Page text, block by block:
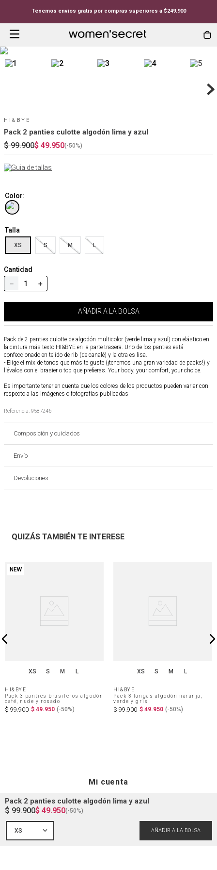
Tenemos envíos gratis por compras superiores a $249.900
Pack 2 panties culotte algodón lima y azul
$ 99.900$ 49.950(-50%)
XS
HI&BYE
Pack 2 panties culotte algodón lima y azul
$ 99.900$ 49.950(-50%)
Guia de tallas
Color:
Talla
XS S M L
Cantidad
＋
－
AÑADIR A LA BOLSA
Pack de 2 panties culotte de algodón multicolor (verde lima y azul) con elástico en
la cintura más texto HI&BYE en la parte trasera. Uno de los panties está
confeccionado en tejido de rib (de canalé) y la otra es lisa.
- Elige el mix de tonos que más te guste (¡tenemos una gran variedad de packs!) y
llévalos con el brasier o top que prefieras. Your body, your comfort, your choice.
Es importante tener en cuenta que los colores de los productos pueden variar con
respecto a las imágenes o fotografías publicadas
Referencia: 9587246
Composición y cuidados
Envío
Devoluciones
QUIZÁS TAMBIÉN TE INTERESE
NEW
XS S M L
HI&BYE
Pack 3 panties brasileros algodón
café, nude y rosado
$ 99.900 $ 49.950 (-50%)
XS S M L
HI&BYE
Pack 3 tangas algodón naranja,
verde y gris
$ 99.900 $ 49.950 (-50%)
Mi cuenta